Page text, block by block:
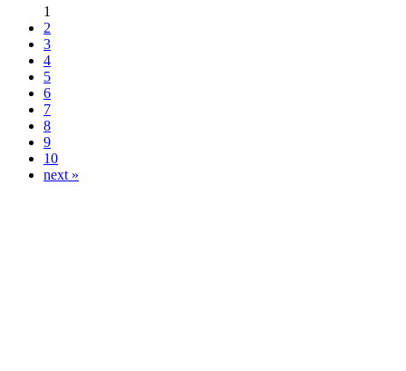
1
2
3
4
5
6
7
8
9
10
next »